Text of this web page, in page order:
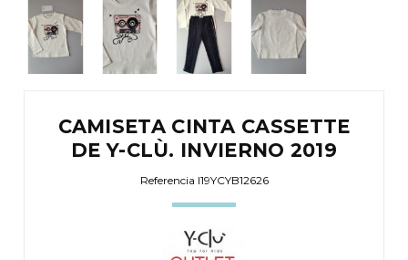
CAMISETA CINTA CASSETTE
DE Y-CLÙ. INVIERNO 2019
Referencia I19YCYB12626